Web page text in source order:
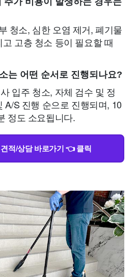
청소, 심한 오염 제거, 폐기물
고층 청소 등이 필요할 때
는 어떤 순서로 진행되나요?
입주 청소, 자체 검수 및 정
A/S 진행 순으로 진행되며, 10
정도 소요됩니다.
적/상담 바로가기 👈 클릭